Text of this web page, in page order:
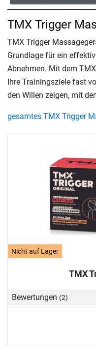
Nicht auf Lager
TMX
Bewertungen (2)
TMX Trigger
TMX Trigger
Grundlage für ein
Abnehmen. Mit dem
Ihre Trainingsziele fast
den Willen zeigen, mit
gesamtes TMX Trigger